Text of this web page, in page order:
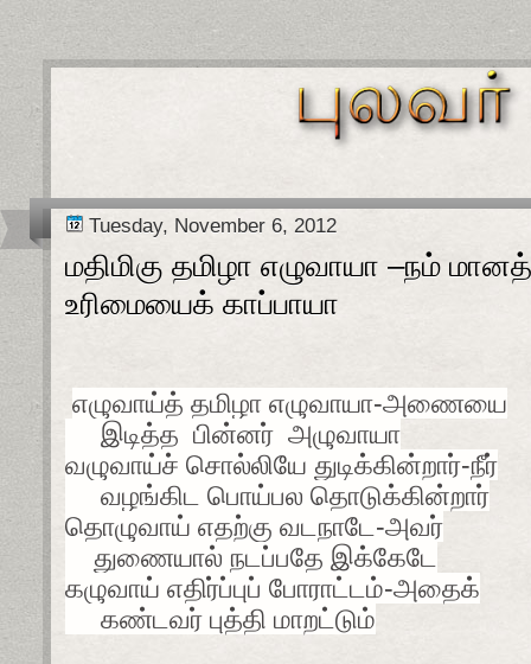
Tuesday, November 6, 2012
மதிமிகு தமிழா எழுவாயா –நம்
உரிமையைக் காப்பாயா
எழுவாய்த் தமிழா எழுவாயா-அணையை
இடித்த பின்னர் அழுவாயா
வழுவாய்ச் சொல்லியே துடிக்கின்றார்-நீர்
வழங்கிட பொய்பல தொடுக்கின்றார்
தொழுவாய் எதற்கு வடநாடே-அவர்
துணையால் நடப்பதே இக்கேடே
கழுவாய் எதிர்ப்புப் போராட்டம்-அதைக்
கண்டவர் புத்தி மாறட்டும்